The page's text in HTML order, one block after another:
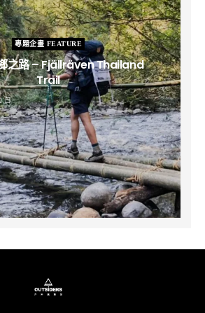
專題企畫 FEATURE
之路 – Fjällräven Thailand
Trail
日